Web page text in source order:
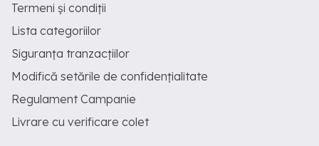
Termeni și condiții
Lista categoriilor
Siguranța tranzacțiilor
Modifică setările de confidențialitate
Regulament Campanie
Livrare cu verificare colet